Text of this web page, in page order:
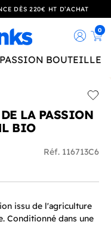
DÈS 220€ HT D’ACHAT
0
LA PASSION
BIO
Réf. 116713C6
issu de l'agriculture
Conditionné dans une